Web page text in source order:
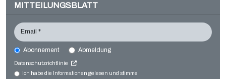
Printing machines
MITTEILUNGSBLATT
Email *
Abonnement Abmeldung
Datenschutzrichtlinie
Ich habe die Informationen gelesen und stimme